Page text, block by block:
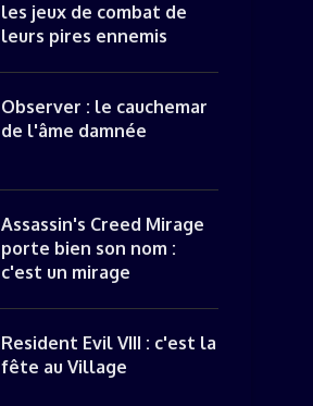
les jeux de combat de
leurs pires ennemis
Observer : le cauchemar
de l'âme damnée
Assassin's Creed Mirage
porte bien son nom :
c'est un mirage
Resident Evil VIII : c'est la
fête au Village